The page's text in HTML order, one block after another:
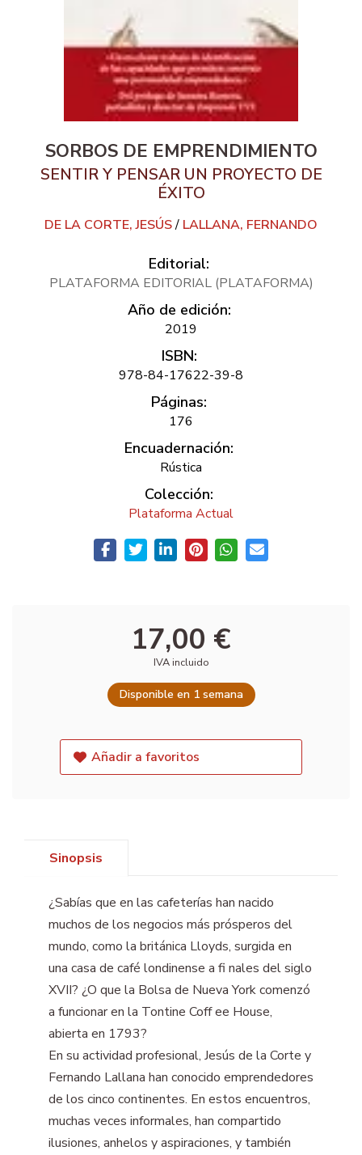
SORBOS DE EMPRENDIMIENTO
SENTIR Y PENSAR UN PROYECTO DE
ÉXITO
DE LA CORTE, JESÚS/ LALLANA, FERNANDO
Editorial:
PLATAFORMA EDITORIAL (PLATAFORMA)
Año de edición:
2019
ISBN:
978-84-17622-39-8
Páginas:
176
Encuadernación:
Rústica
Colección:
Plataforma Actual
17,00 €
IVA incluido
Disponible en 1 semana
Añadir a favoritos
Sinopsis
¿Sabías que en las cafeterías han nacido
muchos de los negocios más prósperos del
mundo, como la británica Lloyds, surgida en
una casa de café londinense a fi nales del siglo
XVII? ¿O que la Bolsa de Nueva York comenzó
a funcionar en la Tontine Coff ee House,
abierta en 1793?
En su actividad profesional, Jesús de la Corte y
Fernando Lallana han conocido emprendedores
de los cinco continentes. En estos encuentros,
muchas veces informales, han compartido
ilusiones, anhelos y aspiraciones, y también